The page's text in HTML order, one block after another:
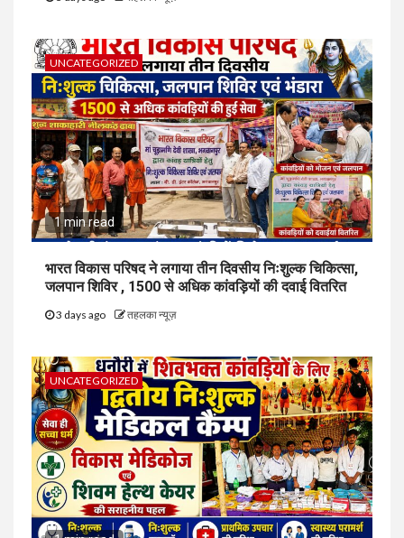
UNCATEGORIZED
1 min read
भारत विकास परिषद ने लगाया तीन दिवसीय निःशुल्क चिकित्सा,
जलपान शिविर , 1500 से अधिक कांवड़ियों की दवाई वितरित
3 days ago तहलका न्यूज़
UNCATEGORIZED